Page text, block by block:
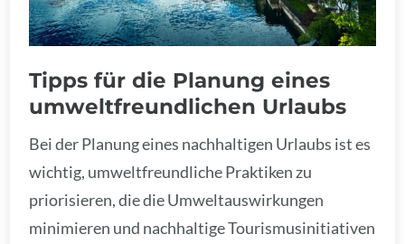
Tipps für die Planung eines
umweltfreundlichen Urlaubs
Bei der Planung eines nachhaltigen Urlaubs ist es
wichtig, umweltfreundliche Praktiken zu
priorisieren, die die Umweltauswirkungen
minimieren und nachhaltige Tourismusinitiativen